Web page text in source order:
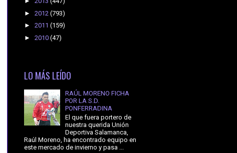
► 2012 (793)
► 2011 (159)
► 2010 (47)
LO MÁS LEÍDO
RAÚL MORENO FICHA
POR LA S.D.
PONFERRADINA
El que fuera portero de
nuestra querida Unión
Deportiva Salamanca,
Raúl Moreno, ha encontrado equipo en
este mercado de invierno y pasa ...